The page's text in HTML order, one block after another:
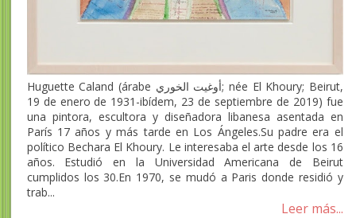
Huguette Caland (árabe أوغيت الخوري; née El Khoury; Beirut,
19 de enero de 1931-ibídem, 23 de septiembre de 2019) fue
una pintora, escultora y diseñadora libanesa asentada en
París 17 años y más tarde en Los Ángeles.Su padre era el
político Bechara El Khoury. Le interesaba el arte desde los 16
años. Estudió en la Universidad Americana de Beirut
cumplidos los 30.En 1970, se mudó a Paris donde residió y
trab...
Leer más...